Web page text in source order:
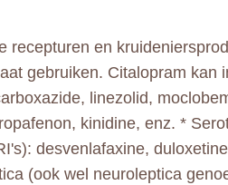
recepturen en
gebruiken. Citalopram kan
linezolid,
kinidine, enz. *
desvenlafaxine,
(ook wel neuroleptica